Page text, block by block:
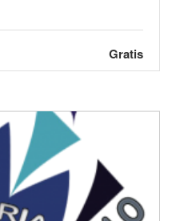
Gratis